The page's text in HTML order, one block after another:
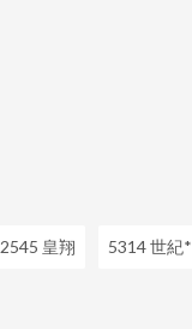
2545 皇翔 5314 世紀*